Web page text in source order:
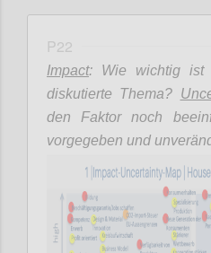
P22
Impact: Wie wichtig ist
diskutierte Thema?
den Faktor noch
vorgegeben und